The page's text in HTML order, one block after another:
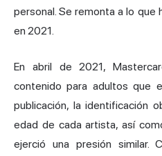
personal. Se remonta a lo que
en 2021.
En abril de 2021,
contenido para adultos que
publicación, la identificación
edad de cada artista, así
ejerció una presión similar.